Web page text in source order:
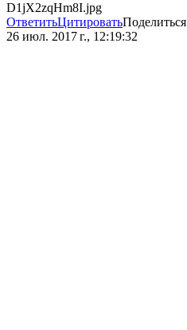
D1jX2zqHm8I.jpg
ОтветитьЦитироватьПоделиться
26 июл. 2017 г., 12:19:32